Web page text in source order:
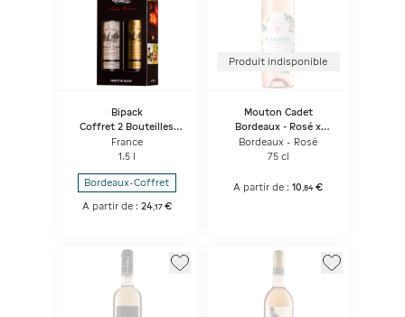
Bipack
Coffret 2 Bouteilles
Château De Seguin
Rouge Cuvee Prestige
& Blanc
France
1.5 l
Bordeaux-Coffret
A partir de : 24,17 €
Produit indisponible
Mouton Cadet
Bordeaux - Rosé x
Mathilde Bio
Bordeaux - Rosé
75 cl
A partir de :10,84 €